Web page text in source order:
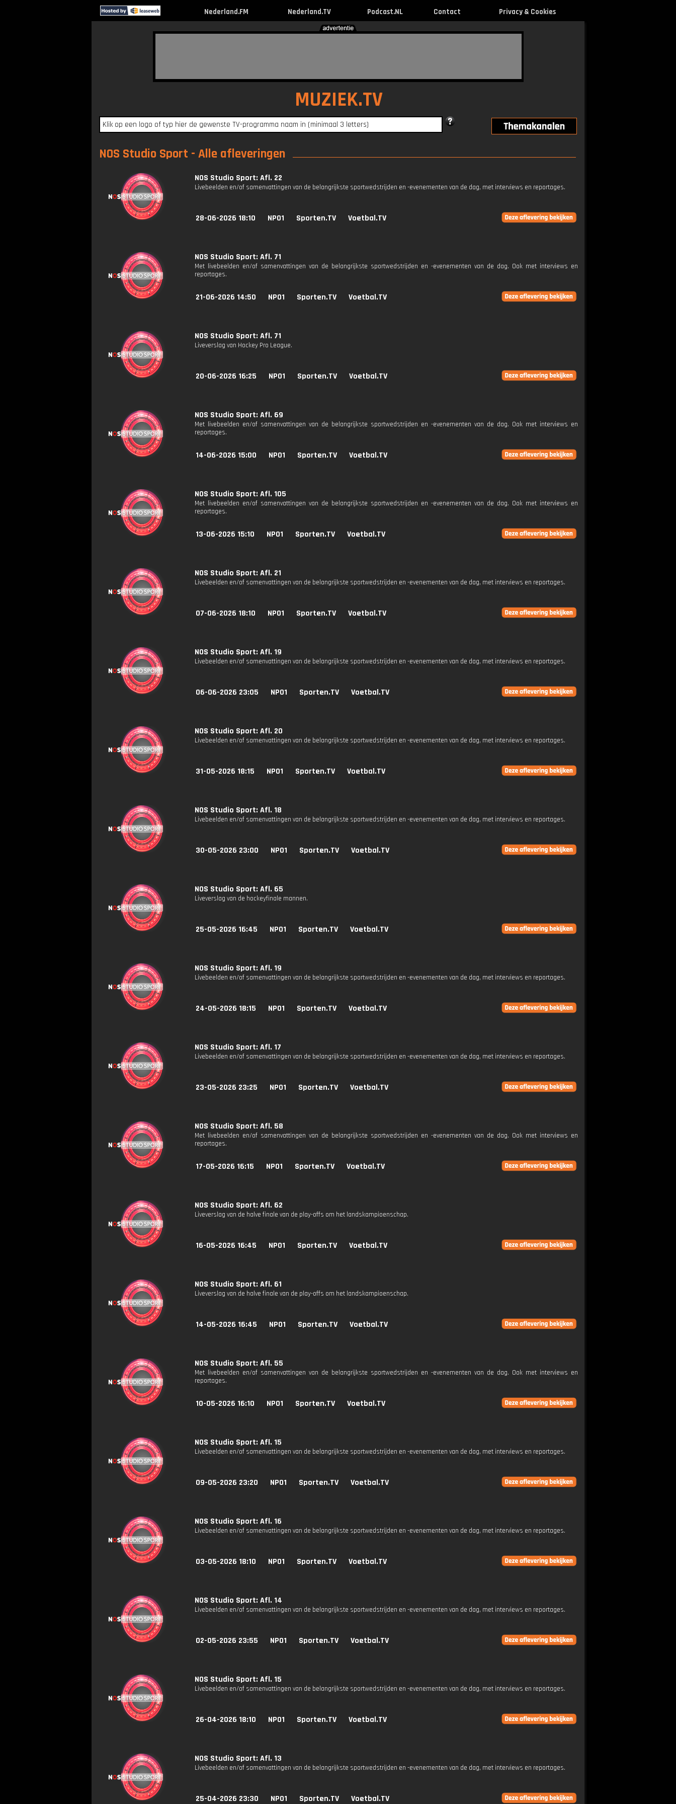
Nederland.FM Nederland.TV Podcast.NL Contact Privacy & Cookies
MUZIEK.TV
NOS Studio Sport - Alle afleveringen
NOS Studio Sport: Afl. 22
Livebeelden en/of samenvattingen van de belangrijkste sportwedstrijden en -evenementen van de dag, met interviews en reportages.
28-06-2026 18:10 NPO1 Sporten.TV Voetbal.TV
NOS Studio Sport: Afl. 71
Met livebeelden en/of samenvattingen van de belangrijkste sportwedstrijden en -evenementen van de dag. Ook met interviews en
reportages.
21-06-2026 14:50 NPO1 Sporten.TV Voetbal.TV
NOS Studio Sport: Afl. 71
Liveverslag van Hockey Pro League.
20-06-2026 16:25 NPO1 Sporten.TV Voetbal.TV
NOS Studio Sport: Afl. 69
Met livebeelden en/of samenvattingen van de belangrijkste sportwedstrijden en -evenementen van de dag. Ook met interviews en
reportages.
14-06-2026 15:00 NPO1 Sporten.TV Voetbal.TV
NOS Studio Sport: Afl. 105
Met livebeelden en/of samenvattingen van de belangrijkste sportwedstrijden en -evenementen van de dag. Ook met interviews en
reportages.
13-06-2026 15:10 NPO1 Sporten.TV Voetbal.TV
NOS Studio Sport: Afl. 21
Livebeelden en/of samenvattingen van de belangrijkste sportwedstrijden en -evenementen van de dag, met interviews en reportages.
07-06-2026 18:10 NPO1 Sporten.TV Voetbal.TV
NOS Studio Sport: Afl. 19
Livebeelden en/of samenvattingen van de belangrijkste sportwedstrijden en -evenementen van de dag, met interviews en reportages.
06-06-2026 23:05 NPO1 Sporten.TV Voetbal.TV
NOS Studio Sport: Afl. 20
Livebeelden en/of samenvattingen van de belangrijkste sportwedstrijden en -evenementen van de dag, met interviews en reportages.
31-05-2026 18:15 NPO1 Sporten.TV Voetbal.TV
NOS Studio Sport: Afl. 18
Livebeelden en/of samenvattingen van de belangrijkste sportwedstrijden en -evenementen van de dag, met interviews en reportages.
30-05-2026 23:00 NPO1 Sporten.TV Voetbal.TV
NOS Studio Sport: Afl. 65
Liveverslag van de hockeyfinale mannen.
25-05-2026 16:45 NPO1 Sporten.TV Voetbal.TV
NOS Studio Sport: Afl. 19
Livebeelden en/of samenvattingen van de belangrijkste sportwedstrijden en -evenementen van de dag, met interviews en reportages.
24-05-2026 18:15 NPO1 Sporten.TV Voetbal.TV
NOS Studio Sport: Afl. 17
Livebeelden en/of samenvattingen van de belangrijkste sportwedstrijden en -evenementen van de dag, met interviews en reportages.
23-05-2026 23:25 NPO1 Sporten.TV Voetbal.TV
NOS Studio Sport: Afl. 58
Met livebeelden en/of samenvattingen van de belangrijkste sportwedstrijden en -evenementen van de dag. Ook met interviews en
reportages.
17-05-2026 16:15 NPO1 Sporten.TV Voetbal.TV
NOS Studio Sport: Afl. 62
Liveverslag van de halve finale van de play-offs om het landskampioenschap.
16-05-2026 16:45 NPO1 Sporten.TV Voetbal.TV
NOS Studio Sport: Afl. 61
Liveverslag van de halve finale van de play-offs om het landskampioenschap.
14-05-2026 16:45 NPO1 Sporten.TV Voetbal.TV
NOS Studio Sport: Afl. 55
Met livebeelden en/of samenvattingen van de belangrijkste sportwedstrijden en -evenementen van de dag. Ook met interviews en
reportages.
10-05-2026 16:10 NPO1 Sporten.TV Voetbal.TV
NOS Studio Sport: Afl. 15
Livebeelden en/of samenvattingen van de belangrijkste sportwedstrijden en -evenementen van de dag, met interviews en reportages.
09-05-2026 23:20 NPO1 Sporten.TV Voetbal.TV
NOS Studio Sport: Afl. 16
Livebeelden en/of samenvattingen van de belangrijkste sportwedstrijden en -evenementen van de dag, met interviews en reportages.
03-05-2026 18:10 NPO1 Sporten.TV Voetbal.TV
NOS Studio Sport: Afl. 14
Livebeelden en/of samenvattingen van de belangrijkste sportwedstrijden en -evenementen van de dag, met interviews en reportages.
02-05-2026 23:55 NPO1 Sporten.TV Voetbal.TV
NOS Studio Sport: Afl. 15
Livebeelden en/of samenvattingen van de belangrijkste sportwedstrijden en -evenementen van de dag, met interviews en reportages.
26-04-2026 18:10 NPO1 Sporten.TV Voetbal.TV
NOS Studio Sport: Afl. 13
Livebeelden en/of samenvattingen van de belangrijkste sportwedstrijden en -evenementen van de dag, met interviews en reportages.
25-04-2026 23:30 NPO1 Sporten.TV Voetbal.TV